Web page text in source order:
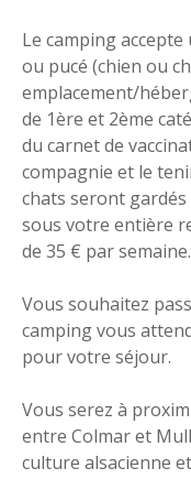
Le camping
ou pucé (chien ou
emplacement/
de 1ère et 2ème
du carnet de
compagnie et le
chats seront gardés
sous votre entière
de 35 € par semaine.
Vous souhaitez
camping vous
pour votre séjour.
Vous serez à
entre Colmar et
culture alsacienne